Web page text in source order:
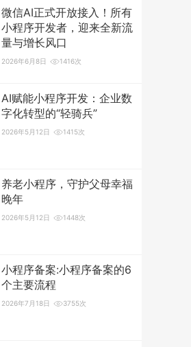
微信AI正式开放接入！所有
小程序开发者，迎来全新流
量与增长风口
2026年6月8日 1416次
AI赋能小程序开发：企业数
字化转型的“轻骑兵”
2026年5月12日 1415次
养老小程序，守护父母幸福
晚年
2026年5月12日 1448次
小程序备案:小程序备案的6
个主要流程
2026年7月18日 3755次